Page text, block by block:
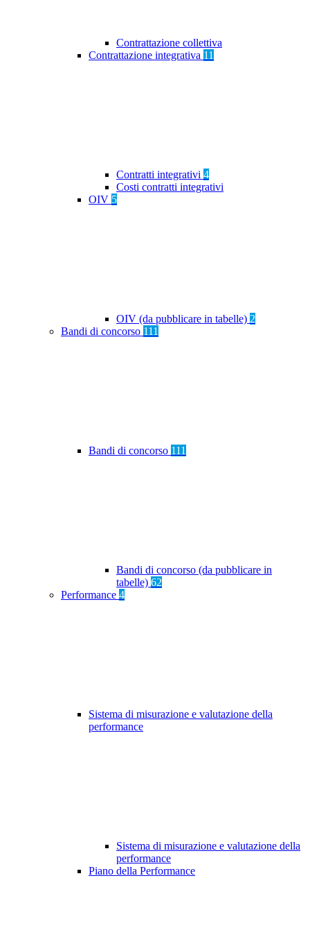
Contrattazione collettiva
Contrattazione integrativa 11
Contratti integrativi 4
Costi contratti integrativi
OIV 5
OIV (da pubblicare in tabelle) 2
Bandi di concorso 111
Bandi di concorso 111
Bandi di concorso (da pubblicare in
tabelle) 62
Performance 4
Sistema di misurazione e valutazione della
performance
Sistema di misurazione e valutazione della
performance
Piano della Performance